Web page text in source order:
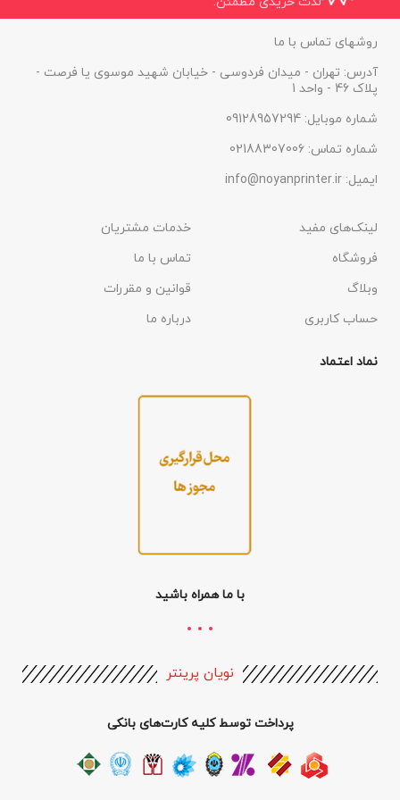
روشهای تماس با ما
آدرس: تهران - میدان فردوسی - خیابان شهید موسوی یا فرصت -
پلاک 46 - واحد 1
شماره موبایل: 09128957294
شماره تماس: 02188307006
ایمیل: info@noyanprinter.ir
لینک‌های مفید
فروشگاه
وبلاگ
حساب کاربری
خدمات مشتریان
تماس با ما
قوانین و مقررات
درباره ما
نماد اعتماد
با ما همراه باشید
نویان پرینتر
پرداخت توسط کلیه کارت‌های بانکی